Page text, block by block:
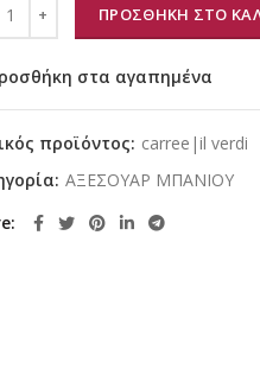
ΠΡΟΣΘΗΚΗ ΣΤΟ
στα αγαπημένα
προϊόντος: carree|il verdi
ΑΞΕΣΟΥΑΡ ΜΠΑΝΙΟΥ